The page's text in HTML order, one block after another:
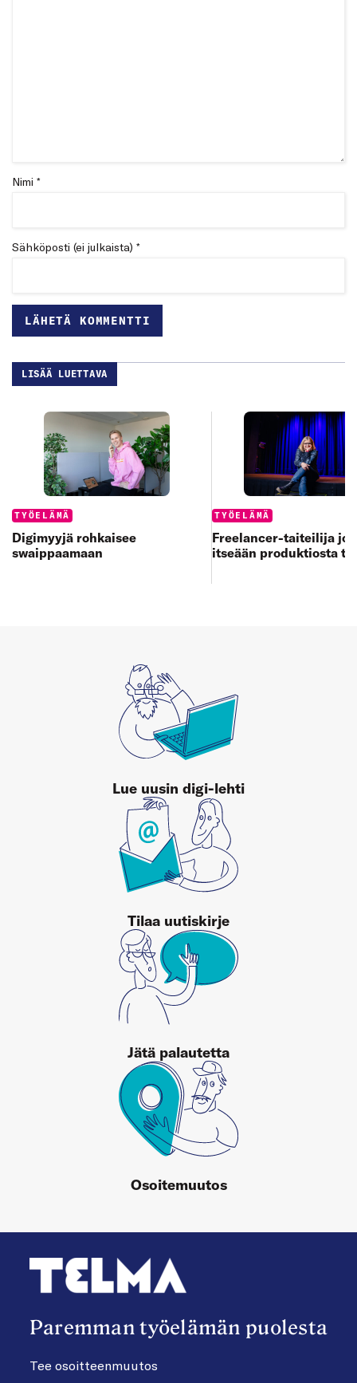
Nimi *
Sähköposti (ei julkaista) *
LISÄÄ LUETTAVA
Categories:
TYÖELÄMÄ
Digimyyjä rohkaisee
swaippaamaan
Categories:
TYÖELÄMÄ
Freelancer-taiteilija
itseään produktiosta
Lue uusin digi-lehti
Tilaa uutiskirje
Jätä palautetta
Osoitemuutos
Paremman työelämän puolesta
Tee osoitteenmuutos